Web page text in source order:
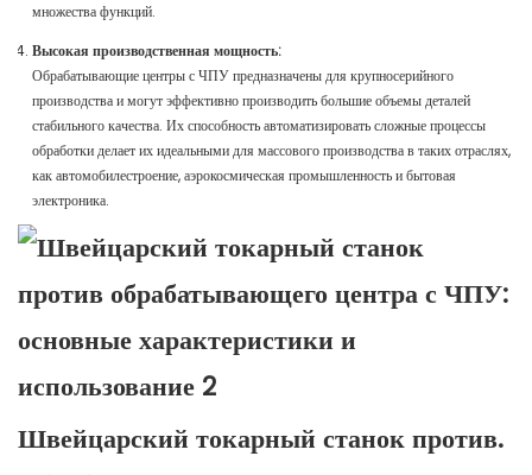
множества функций.
Высокая производственная мощность:
Обрабатывающие центры с ЧПУ предназначены для крупносерийного
производства и могут эффективно производить большие объемы деталей
стабильного качества. Их способность автоматизировать сложные процессы
обработки делает их идеальными для массового производства в таких отраслях,
как автомобилестроение, аэрокосмическая промышленность и бытовая
электроника.
Швейцарский токарный станок против.